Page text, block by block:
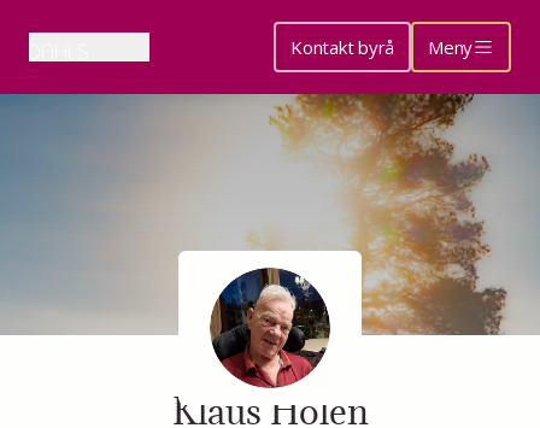
Kontakt byrå Meny
Minneside for
Klaus Holen